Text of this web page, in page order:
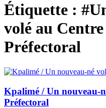
Étiquette :
volé au
Préfectoral
Kpalimé / Un nouveau-
Préfectoral